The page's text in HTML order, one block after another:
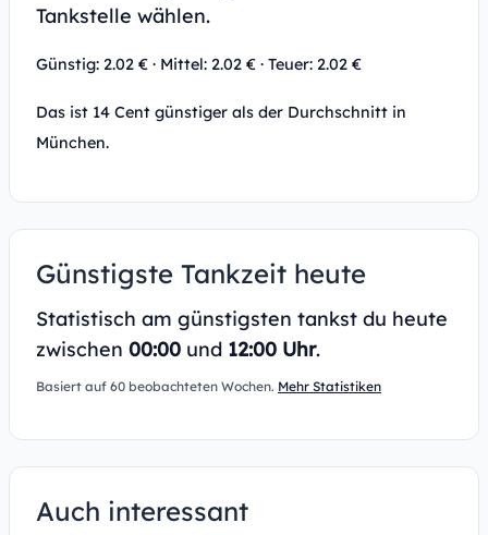
Tankstelle wählen.
Günstig: 2.02 € · Mittel: 2.02 € · Teuer: 2.02 €
Das ist 14 Cent günstiger als der Durchschnitt in
München.
Günstigste Tankzeit heute
Statistisch am günstigsten tankst du heute
zwischen 00:00 und 12:00 Uhr.
Basiert auf 60 beobachteten Wochen. Mehr Statistiken
Auch interessant